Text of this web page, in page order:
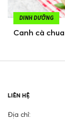
DINH DƯỠNG
Canh cà
LIÊN HỆ
Địa chỉ: